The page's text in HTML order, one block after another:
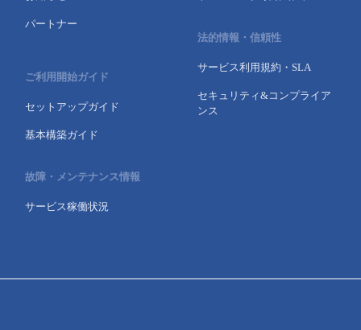
パートナー
ご利用開始ガイド
セットアップガイド
基本構築ガイド
故障・メンテナンス情報
サービス稼働状況
法的情報・信頼性
サービス利用規約・SLA
セキュリティ&コンプライア
ンス